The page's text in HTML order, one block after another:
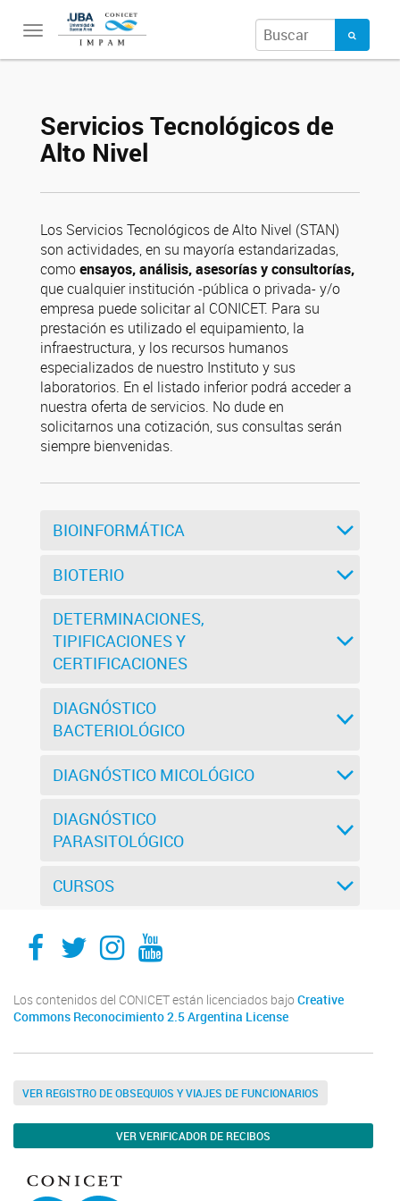
Toggle
navigation
Servicios Tecnológicos de
Alto Nivel
Los Servicios Tecnológicos de Alto Nivel (STAN)
son actividades, en su mayoría estandarizadas,
comoensayos, análisis, asesorías y consultorías,
que cualquier institución -pública o privada- y/o
empresa puede solicitar al CONICET. Para su
prestación es utilizado el equipamiento, la
infraestructura, y los recursos humanos
especializados de nuestro Instituto y sus
laboratorios. En el listado inferior podrá acceder a
nuestra oferta de servicios. No dude en
solicitarnos una cotización, sus consultas serán
siempre bienvenidas.
BIOINFORMÁTICA
BIOTERIO
DETERMINACIONES,
TIPIFICACIONES Y
CERTIFICACIONES
DIAGNÓSTICO
BACTERIOLÓGICO
DIAGNÓSTICO MICOLÓGICO
DIAGNÓSTICO
PARASITOLÓGICO
CURSOS
IMPaM
IMPaM
IMPaMIMPaM
Los contenidos del CONICET están licenciados bajo Creative
Commons Reconocimiento 2.5 Argentina License
VER REGISTRO DE OBSEQUIOS Y VIAJES DE FUNCIONARIOS
VER VERIFICADOR DE RECIBOS